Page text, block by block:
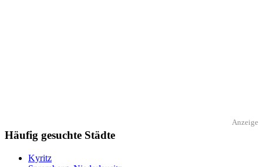
Anzeige
Häufig gesuchte Städte
Kyritz